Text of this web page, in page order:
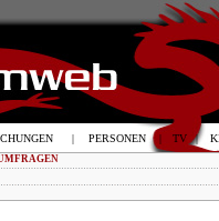
| PERSONEN | TV |